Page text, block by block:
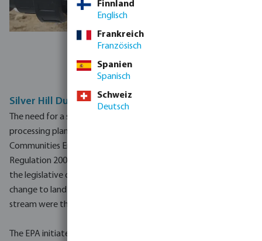
Kundenspezifisches
Silver Hill Duck – discharging effluent sustainably
The need for a suitable filtration system at the poultry
processing plant in question was urgent. European
Communities Environmental Objectives (Surface Water)
Regulation 2009 and (Groundwater) Regulation for 2010 were
the legislative catalysts that motivated Silver Hill Duck to
change to land application of effluent rather than discharge to
stream were the assimilative capacity wasn’t great enough.
The EPA initiated a license review due to these new regulations.
Finnland
Englisch
Frankreich
Französisch
Spanien
Spanisch
Schweiz
Deutsch